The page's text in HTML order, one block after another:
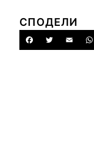
СПОДЕЛИ